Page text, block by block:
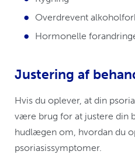
så du undgår bivirkninger.
Da psoriasis er
behandlinger, der
Hvis du har prøvet
fået kontrol over dine
kan der være behov for,
en hudlæge.
Overdrevent
Hormonelle
Justering af
Hvis du oplever, at din
være brug for at justere din
hudlægen om, hvordan du
psoriasissymptomer.